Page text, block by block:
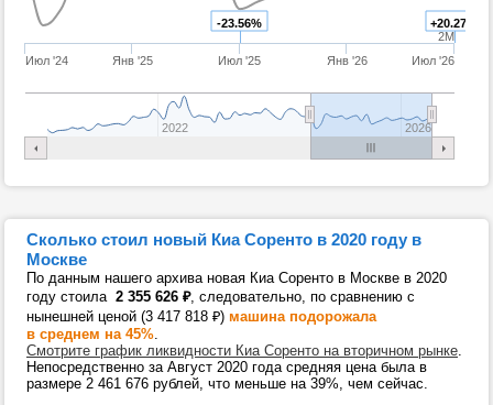
+20.27%
-23.56%
Июл '24 Янв '25 Июл '25 Янв '26 Июл '26
2022 2026
2M
Сколько стоил новый Киа Соренто в 2020 году в
Москве
По данным нашего архива новая Киа Соренто в Москве в 2020
году стоила 2 355 626 ₽, следовательно, по сравнению с
нынешней ценой (3 417 818 ₽) машина подорожала
в среднем на 45%.
Смотрите график ликвидности Киа Соренто на вторичном рынке.
Непосредственно за Август 2020 года средняя цена была в
размере 2 461 676 рублей, что меньше на 39%, чем сейчас.